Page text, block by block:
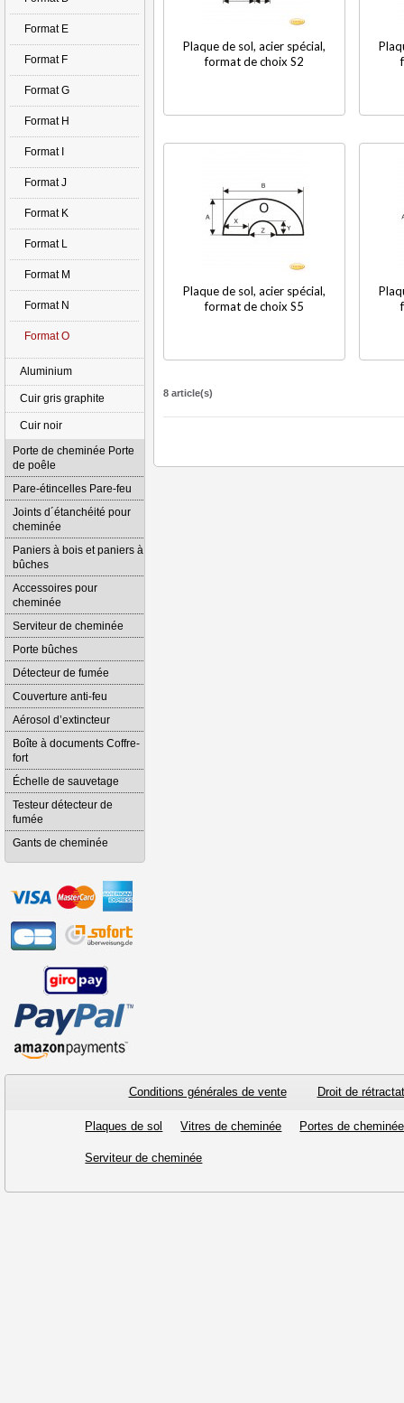
Plaque de sol, acier spécial,
format de choix S2
Plaque de sol, acier spécial,
format de choix S5
8 article(s)
Format E
Format F
Format G
Format H
Format I
Format J
Format K
Format L
Format M
Format N
Format O
Aluminium
Cuir gris graphite
Cuir noir
Porte de cheminée Porte
de poêle
Pare-étincelles Pare-feu
Joints d´étanchéité pour
cheminée
Paniers à bois et paniers à
bûches
Accessoires pour
cheminée
Serviteur de cheminée
Porte bûches
Détecteur de fumée
Couverture anti-feu
Aérosol d’extincteur
Boîte à documents Coffre-
fort
Échelle de sauvetage
Testeur détecteur de
fumée
Gants de cheminée
Conditions générales de vente Droit de
Plaques de sol Vitres de cheminée Portes de cheminée
Serviteur de cheminée